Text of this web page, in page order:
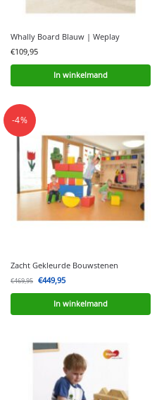
Whally Board Blauw | Weplay
€109,95
In winkelmand
-4%
Zacht Gekleurde Bouwstenen
€469,95 €449,95
In winkelmand